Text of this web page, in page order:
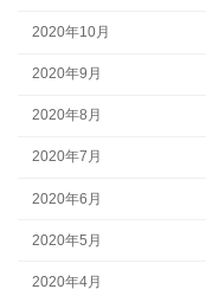
2020年10月
2020年9月
2020年8月
2020年7月
2020年6月
2020年5月
2020年4月